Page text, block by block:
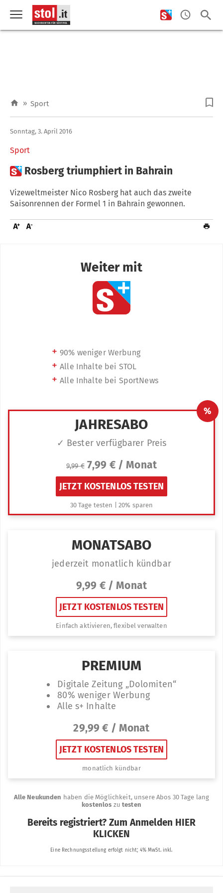
» Sport
Sport
Sonntag, 3. April 2016
 Rosberg triumphiert in Bahrain
Vizeweltmeister Nico Rosberg hat auch das zweite
Saisonrennen der Formel 1 in Bahrain gewonnen.